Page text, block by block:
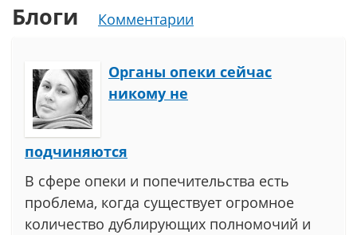
Блоги Комментарии
Органы опеки сейчас
никому не
подчиняются
В сфере опеки и попечительства есть
проблема, когда существует огромное
количество дублирующих полномочий и